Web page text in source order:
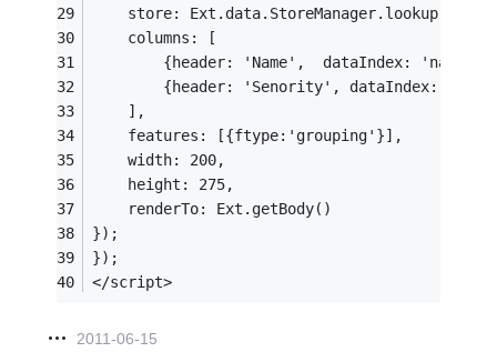
store:
    columns: [
        {header: 'Name',  dataIndex: 'name'},
{header: 'Senority', dataIndex:
    ],
    features: [{ftype:'grouping'}],
    width: 200,
    height: 275,
    renderTo: Ext.getBody()
});
});
</script>
2011-06-15